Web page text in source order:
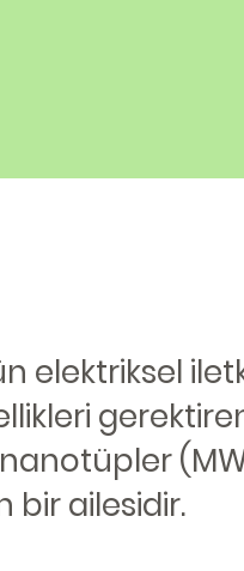
elektriksel
bir ailesidir.